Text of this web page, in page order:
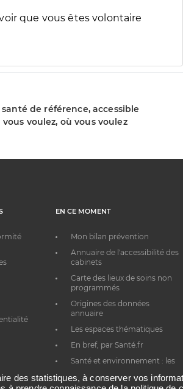
que vous êtes volontaire
santé de référence, accessible
voulez, où vous voulez
EN CE MOMENT
Mon bilan prévention
Annuaire de l'accessibilité des
cabinets
Carte des lieux de soins non
programmés
Origines des données
annuaire
Les espaces thématiques
En bref, par Santé.fr
Santé et environnement : les
des statistiques, à conserver vos